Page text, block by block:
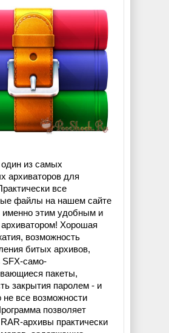
из самых
архиваторов для
все
файлы на нашем сайте
именно этим удобным и
Хорошая
возможность
битых архивов,
SFX-само-
пакеты,
закрытия паролем - и
не все возможности
позволяет
архивы практически